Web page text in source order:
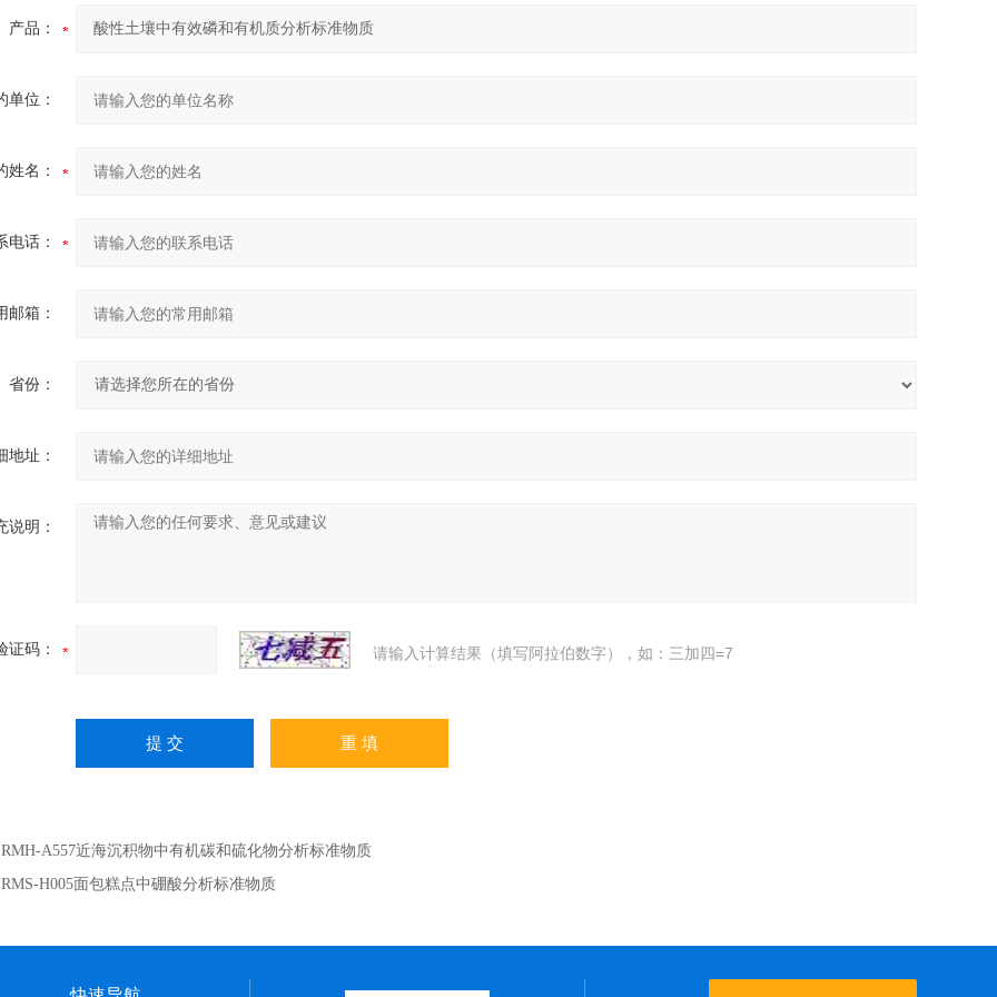
产品：
单位：
姓名：
电话：
邮箱：
省份：
地址：
说明：
证码： 请输入计算结果（填写阿拉伯数字），如：三加四=7
RMH-A557近海沉积物中有机碳和硫化物分析标准物质
RMS-H005面包糕点中硼酸分析标准物质